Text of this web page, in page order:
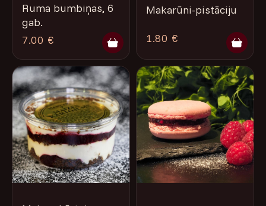
Ruma bumbiņas, 6
gab.
7.00 €
Makarūni-pistāciju
1.80 €